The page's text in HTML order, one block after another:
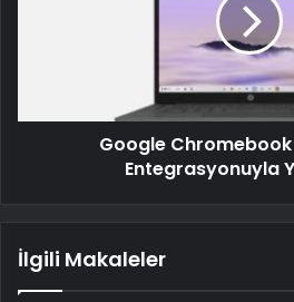
Google Chromebook
Entegrasyonuyla
İlgili Makaleler